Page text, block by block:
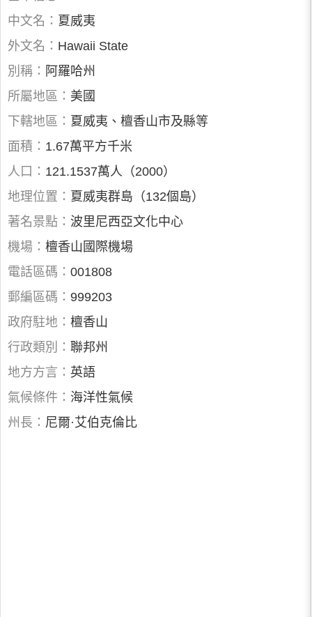
中文名： 夏威夷
外文名： Hawaii State
別稱： 阿羅哈州
所屬地區： 美國
下轄地區： 夏威夷、檀香山市及縣等
面積： 1.67萬平方千米
人口： 121.1537萬人（2000）
地理位置： 夏威夷群島（132個島）
著名景點： 波里尼西亞文化中心
機場： 檀香山國際機場
電話區碼： 001808
郵編區碼： 999203
政府駐地： 檀香山
行政類別： 聯邦州
地方方言： 英語
氣候條件： 海洋性氣候
州長： 尼爾·艾伯克倫比